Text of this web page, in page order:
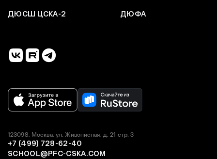
ДЮСШ ЦСКА-2 ДЮФА
123098, Москва, ул. Живописная, д. 21 стр. 3
+7 (499) 728-62-40
SCHOOL@PFC-CSKA.COM